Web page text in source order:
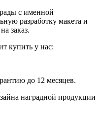
с именной
разработку макета и
заказ.
купить у нас:
до 12 месяцев.
наградной продукции